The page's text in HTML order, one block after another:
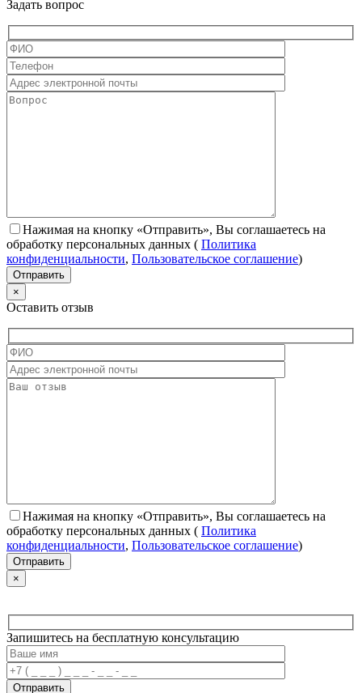
Задать вопрос
Нажимая на кнопку «Отправить», Вы соглашаетесь на
обработку персональных данных ( Политика
конфиденциальности, Пользовательское соглашение)
×
Оставить отзыв
Нажимая на кнопку «Отправить», Вы соглашаетесь на
обработку персональных данных ( Политика
конфиденциальности, Пользовательское соглашение)
×
Запишитесь на бесплатную консультацию